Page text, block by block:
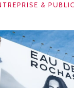
&